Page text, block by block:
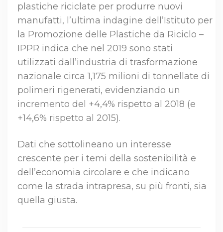
plastiche riciclate per produrre nuovi
manufatti, l’ultima indagine dell’Istituto per
la Promozione delle Plastiche da Riciclo –
IPPR indica che nel 2019 sono stati
utilizzati dall’industria di trasformazione
nazionale circa 1,175 milioni di tonnellate di
polimeri rigenerati, evidenziando un
incremento del +4,4% rispetto al 2018 (e
+14,6% rispetto al 2015).
Dati che sottolineano un interesse
crescente per i temi della sostenibilità e
dell’economia circolare e che indicano
come la strada intrapresa, su più fronti, sia
quella giusta.